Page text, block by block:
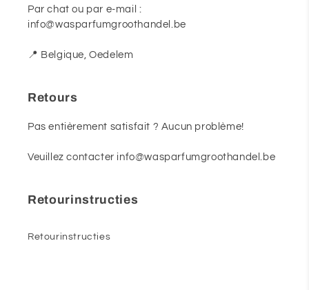
Par chat ou par e-mail :
info@wasparfumgroothandel.be
📍 Belgique, Oedelem
Retours
Pas entièrement satisfait ? Aucun problème!
Veuillez contacter info@wasparfumgroothandel.be
Retourinstructies
Retourinstructies